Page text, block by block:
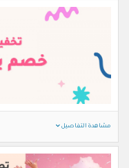
مشاهدة التفاصيل